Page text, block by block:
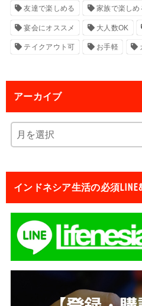
友達で楽しめる 家族で楽しめ
宴会にオススメ 大人数OK
テイクアウト可 お手軽
アーカイブ
インドネシア生活の必須